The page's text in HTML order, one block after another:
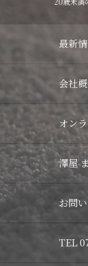
最新
会社
オン
澤屋
お問
TEL